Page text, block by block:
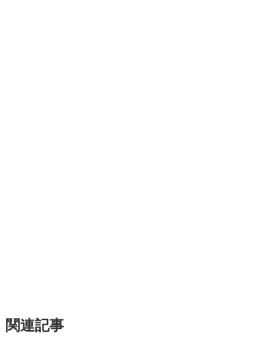
関連記事